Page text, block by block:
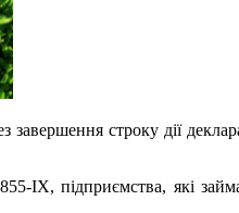
завершення строку дії
IX, підприємства, які